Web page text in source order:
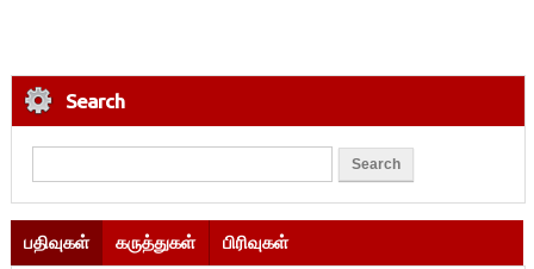
Search
பதிவுகள் கருத்துகள் பிரிவுகள்